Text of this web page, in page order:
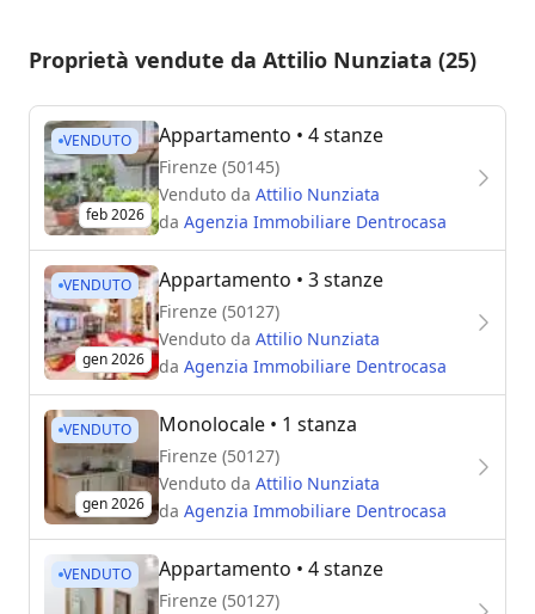
Proprietà vendute da Attilio Nunziata (25)
VENDUTO
feb 2026
Appartamento • 4 stanze
Firenze (50145)
Venduto da Attilio Nunziata
da Agenzia Immobiliare Dentrocasa
VENDUTO
gen 2026
Appartamento • 3 stanze
Firenze (50127)
Venduto da Attilio Nunziata
da Agenzia Immobiliare Dentrocasa
VENDUTO
gen 2026
Monolocale • 1 stanza
Firenze (50127)
Venduto da Attilio Nunziata
da Agenzia Immobiliare Dentrocasa
VENDUTO Appartamento • 4 stanze
Firenze (50127)